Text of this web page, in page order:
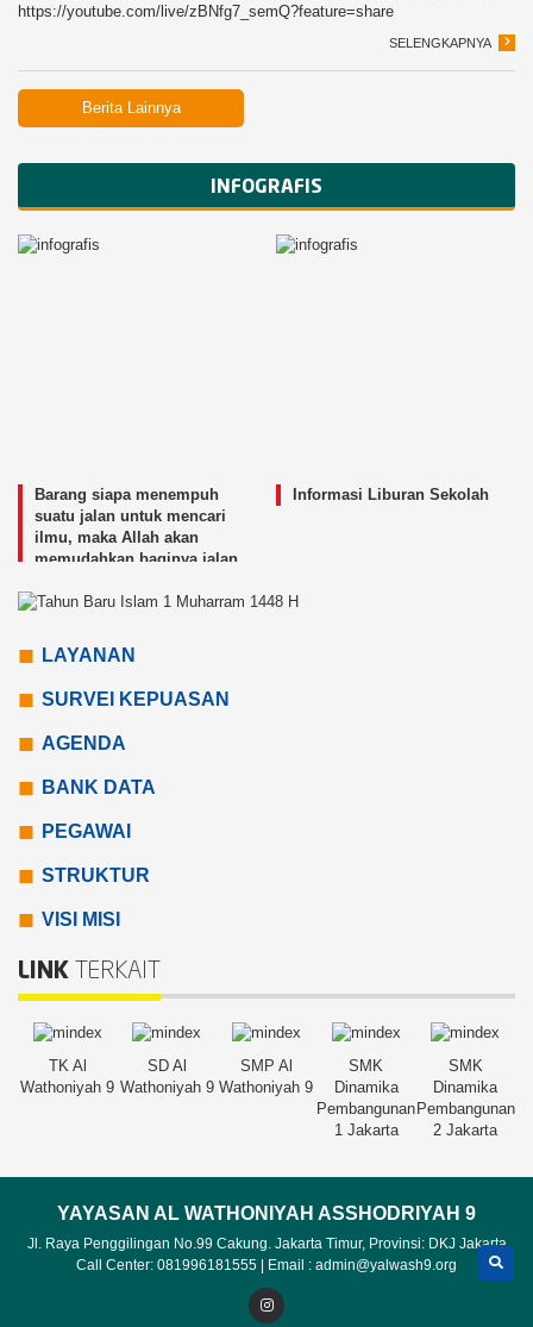
https://youtube.com/live/zBNfg7_semQ?feature=share
SELENGKAPNYA
Berita Lainnya
INFOGRAFIS
Barang siapa menempuh
suatu jalan untuk mencari
ilmu, maka Allah akan
memudahkan baginya jalan
Informasi Liburan Sekolah
LAYANAN
SURVEI KEPUASAN
AGENDA
BANK DATA
PEGAWAI
STRUKTUR
VISI MISI
LINK TERKAIT
TK Al
Wathoniyah 9
SD Al
Wathoniyah 9
SMP Al
Wathoniyah 9
SMK
Dinamika
Pembangunan
1 Jakarta
SMK
Dinamika
Pembangunan
2 Jakarta
YAYASAN AL WATHONIYAH ASSHODRIYAH 9
Jl. Raya Penggilingan No.99 Cakung. Jakarta Timur, Provinsi: DKJ Jakarta
Call Center: 081996181555 | Email : admin@yalwash9.org